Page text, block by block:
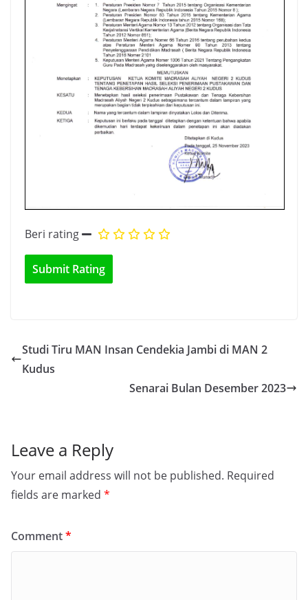
Beri rating
Studi Tiru MAN Insan Cendekia Jambi di MAN 2
Kudus
Senarai Bulan Desember 2023
Leave a Reply
Your email address will not be published. Required
fields are marked *
Comment*